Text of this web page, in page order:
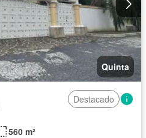
Quinta
Destacado
560 m²